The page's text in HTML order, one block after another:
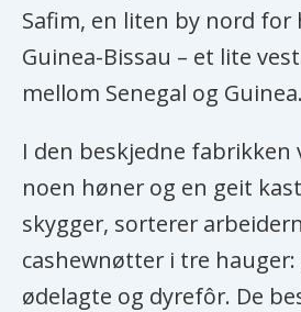
Safim, en liten by nord for
Guinea-Bissau – et lite
mellom Senegal og Guinea.
I den beskjedne fabrikken
noen høner og en geit
skygger, sorterer
cashewnøtter i tre
ødelagte og dyrefôr. De